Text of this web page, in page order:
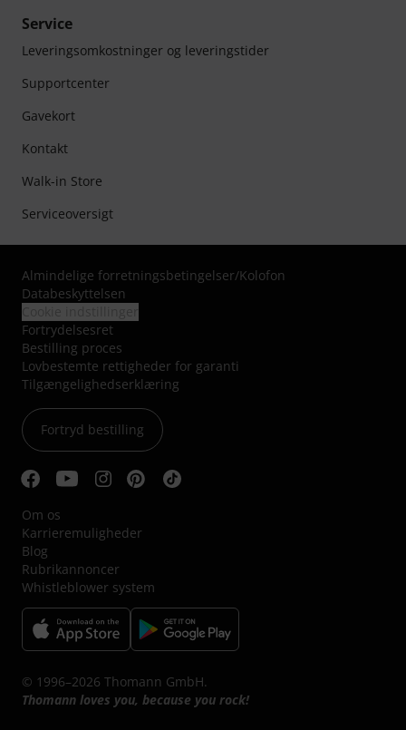
Service
Leveringsomkostninger og leveringstider
Supportcenter
Gavekort
Kontakt
Walk-in Store
Serviceoversigt
Almindelige forretningsbetingelser/Kolofon
Databeskyttelsen
Fortrydelsesret
Bestilling proces
Lovbestemte rettigheder for garanti
Tilgængelighedserklæring
Fortryd bestilling
Om os
Karrieremuligheder
Blog
Rubrikannoncer
Whistleblower system
© 1996–2026 Thomann GmbH.
Thomann loves you, because you rock!